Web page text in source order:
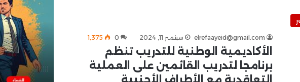
elrefaayeid@gmail.com سبتمبر 11, 2024 0 1٬375
الأكاديمية الوطنية للتدريب تنظم
برنامجا لتدريب القائمين على العملية
التعاقدية مع الأطراف الأجنبية